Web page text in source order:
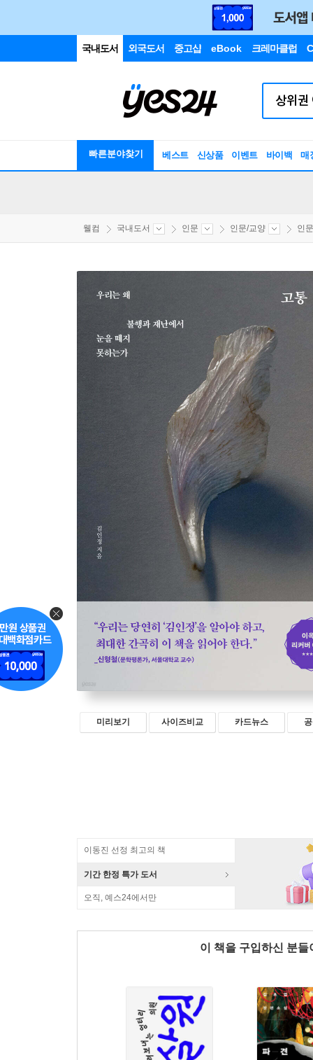
국내도서 외국도서 중고샵 eBook 크레마클럽
빠른분야찾기 베스트 신상품 이벤트 바이백 매
웰컴 국내도서 인문 인문/교양 인
미리보기 사이즈비교 카드뉴스
이동진 선정 최고의 책
기간 한정 특가 도서
오직, 예스24에서만
이 책을 구입하신 분